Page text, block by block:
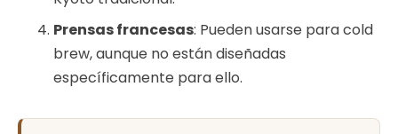
Prensas francesas: Pueden usarse para cold
brew, aunque no están diseñadas
específicamente para ello.